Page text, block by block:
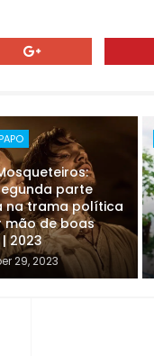
parte
na trama política
mão de boas
2023
29, 2023